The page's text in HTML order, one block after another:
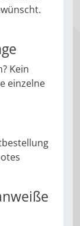
Kein
einzelne